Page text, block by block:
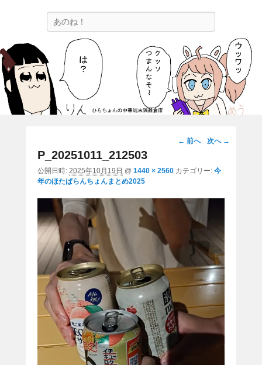
ひらちょんの中華端末隔離倉庫
ほたがページ上部にある検索バーを消してくれたサイトです。
画
ー
← 前へ 次へ →
P_20251011_212503
公開日時: 2025年10月19日 @ 1440 × 2560 カテゴリー: 今
年のほたぱらんちょんまとめ2025